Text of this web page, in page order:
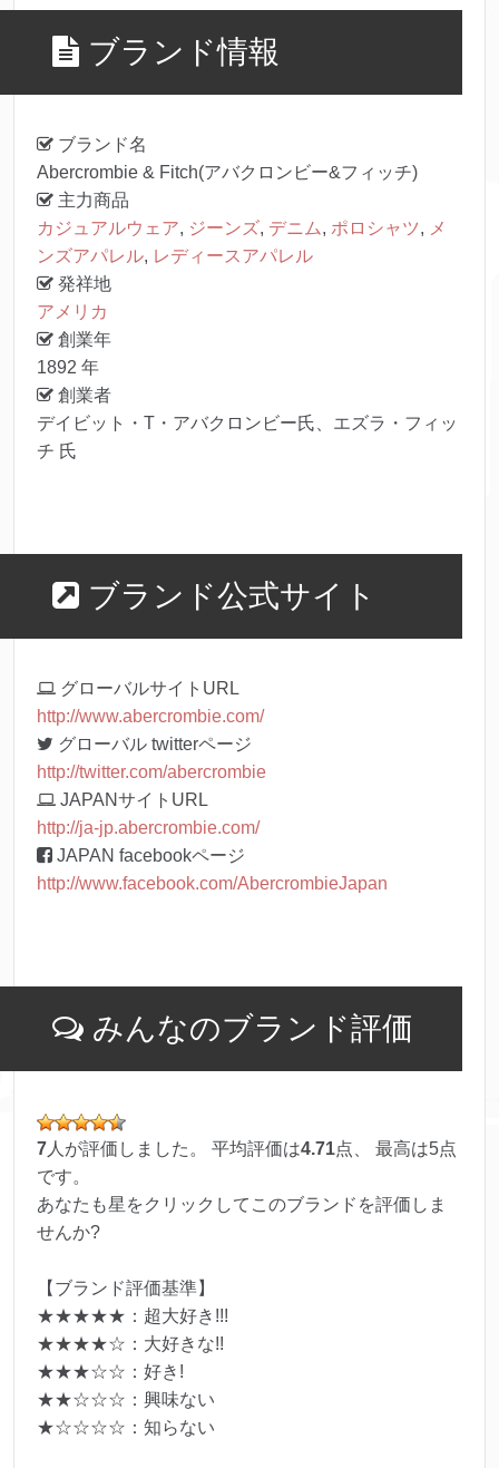
ブランド情報
ブランド名
Abercrombie & Fitch(アバクロンビー&フィッチ)
主力商品
カジュアルウェア, ジーンズ, デニム, ポロシャツ, メ
ンズアパレル, レディースアパレル
発祥地
アメリカ
創業年
1892 年
創業者
デイビット・T・アバクロンビー氏、エズラ・フィッ
チ 氏
ブランド公式サイト
グローバルサイトURL
http://www.abercrombie.com/
グローバル twitterページ
http://twitter.com/abercrombie
JAPANサイトURL
http://ja-jp.abercrombie.com/
JAPAN facebookページ
http://www.facebook.com/AbercrombieJapan
みんなのブランド評価
7 人が評価しました。 平均評価は4.71点、 最高は5点
です。
あなたも星をクリックしてこのブランドを評価しま
せんか?
【ブランド評価基準】
★★★★★：超大好き!!!
★★★★☆：大好きな!!
★★★☆☆：好き!
★★☆☆☆：興味ない
★☆☆☆☆：知らない